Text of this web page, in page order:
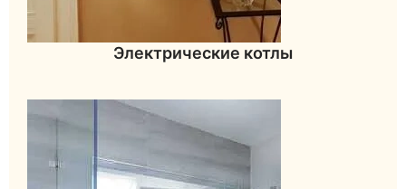
Электрические котлы